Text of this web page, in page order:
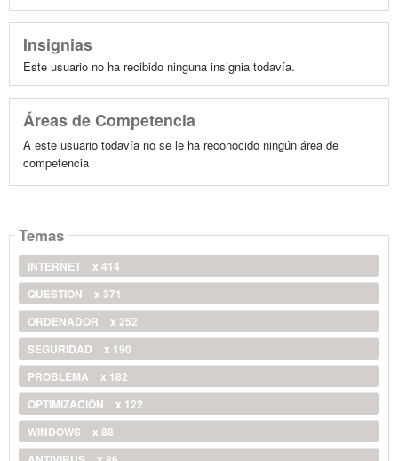
Insignias
Este usuario no ha recibido ninguna insignia todavía.
Áreas de Competencia
A este usuario todavía no se le ha reconocido ningún área de
competencia
Temas
INTERNET
x 414
QUESTION
x 371
ORDENADOR
x 252
SEGURIDAD
x 190
PROBLEMA
x 182
OPTIMIZACIÓN
x 122
WINDOWS
x 88